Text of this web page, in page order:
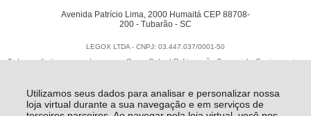
Utilizamos seus dados para analisar e personalizar nossa
loja virtual durante a sua navegação e em serviços de
Avenida Patrício Lima, 2000 Humaitá CEP 88708-
200 - Tubarão - SC
LEGOX LTDA - CNPJ: 03.447.037/0001-50
Todos os direitos reservados-Grupo Gelox | Refrigeração Comercial e Equipamentos